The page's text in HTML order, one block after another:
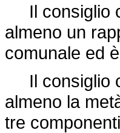
Il consiglio
almeno un
comunale ed
Il consiglio
almeno la
tre